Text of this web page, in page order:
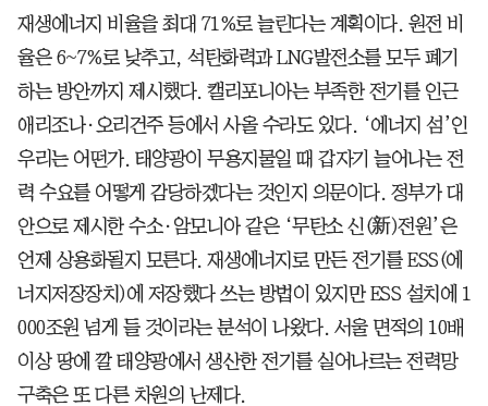
재생에너지 비율을 최대 71%로 늘린다는 계획이다. 원전 비
율은 6~7%로 낮추고, 석탄화력과 LNG발전소를 모두 폐기
하는 방안까지 제시했다. 캘리포니아는 부족한 전기를 인근
애리조나·오리건주 등에서 사올 수라도 있다. ‘에너지 섬’인
우리는 어떤가. 태양광이 무용지물일 때 갑자기 늘어나는 전
력 수요를 어떻게 감당하겠다는 것인지 의문이다. 정부가 대
안으로 제시한 수소·암모니아 같은 ‘무탄소 신(新)전원’은
언제 상용화될지 모른다. 재생에너지로 만든 전기를 ESS(에
너지저장장치)에 저장했다 쓰는 방법이 있지만 ESS 설치에 1
000조원 넘게 들 것이라는 분석이 나왔다. 서울 면적의 10배
이상 땅에 깔 태양광에서 생산한 전기를 실어나르는 전력망
구축은 또 다른 차원의 난제다.